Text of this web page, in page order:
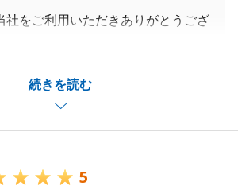
続きを読む
社をご利用いただきありがとうござ
たです。
寄ることがあればご挨拶させてくだ
。
5